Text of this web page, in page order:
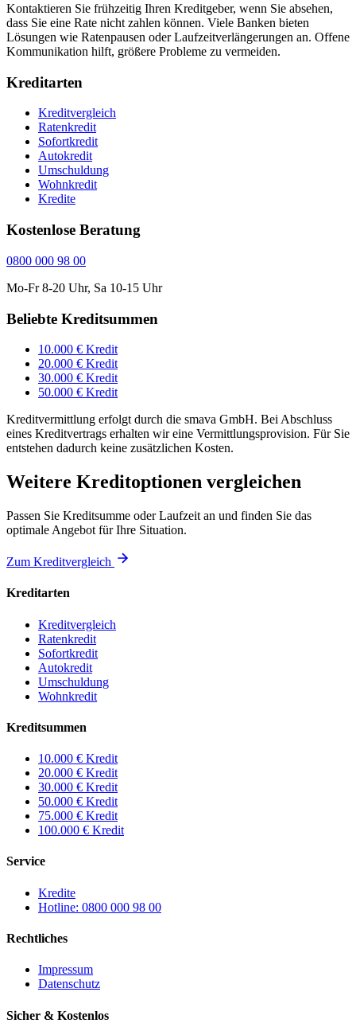
Kontaktieren Sie frühzeitig Ihren Kreditgeber, wenn Sie absehen,
dass Sie eine Rate nicht zahlen können. Viele Banken bieten
Lösungen wie Ratenpausen oder Laufzeitverlängerungen an. Offene
Kommunikation hilft, größere Probleme zu vermeiden.
Kreditarten
Kreditvergleich
Ratenkredit
Sofortkredit
Autokredit
Umschuldung
Wohnkredit
Kredite
Kostenlose Beratung
0800 000 98 00
Mo-Fr 8-20 Uhr, Sa 10-15 Uhr
Beliebte Kreditsummen
10.000 € Kredit
20.000 € Kredit
30.000 € Kredit
50.000 € Kredit
Kreditvermittlung erfolgt durch die smava GmbH. Bei Abschluss
eines Kreditvertrags erhalten wir eine Vermittlungsprovision. Für Sie
entstehen dadurch keine zusätzlichen Kosten.
Weitere Kreditoptionen vergleichen
Passen Sie Kreditsumme oder Laufzeit an und finden Sie das
optimale Angebot für Ihre Situation.
Zum Kreditvergleich
Kreditarten
Kreditvergleich
Ratenkredit
Sofortkredit
Autokredit
Umschuldung
Wohnkredit
Kreditsummen
10.000 € Kredit
20.000 € Kredit
30.000 € Kredit
50.000 € Kredit
75.000 € Kredit
100.000 € Kredit
Service
Kredite
Hotline: 0800 000 98 00
Rechtliches
Impressum
Datenschutz
Sicher & Kostenlos